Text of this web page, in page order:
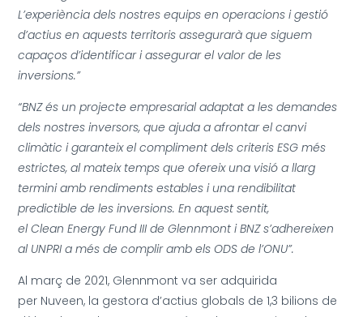
L’experiència dels nostres equips en operacions i gestió
d’actius en aquests territoris assegurarà que siguem
capaços d’identificar i assegurar el valor de les
inversions.”
“BNZ és un projecte empresarial adaptat a les demandes
dels nostres inversors, que ajuda a afrontar el canvi
climàtic i garanteix el compliment dels criteris ESG més
estrictes, al mateix temps que ofereix una visió a llarg
termini amb rendiments estables i una rendibilitat
predictible de les inversions. En aquest sentit,
el Clean Energy Fund III de Glennmont i BNZ s’adhereixen
al UNPRI a més de complir amb els ODS de l’ONU”.
Al març de 2021, Glennmont va ser adquirida
per Nuveen, la gestora d’actius globals de 1,3 bilions de